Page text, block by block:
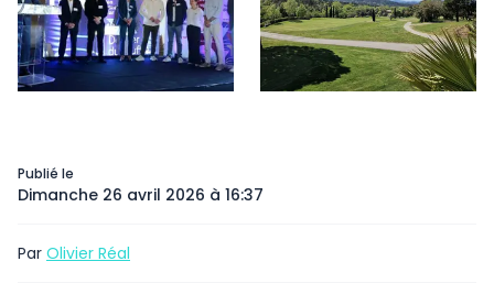
Publié le
Dimanche 26 avril 2026 à 16:37
Par Olivier Réal